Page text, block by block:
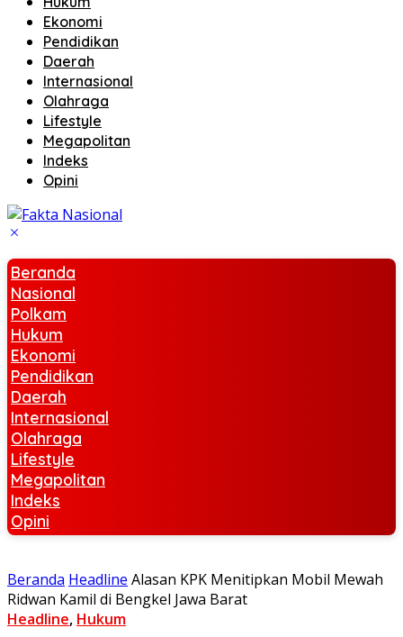
Ekonomi
Pendidikan
Daerah
Internasional
Olahraga
Lifestyle
Megapolitan
Indeks
Opini
Beranda
Nasional
Polkam
Hukum
Ekonomi
Pendidikan
Daerah
Internasional
Olahraga
Lifestyle
Megapolitan
Indeks
Opini
Beranda Headline Alasan KPK Menitipkan Mobil Mewah
Ridwan Kamil di Bengkel Jawa Barat
Headline, Hukum